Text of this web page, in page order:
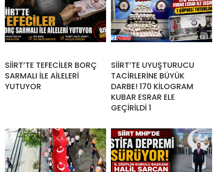
SİİRT’TE TEFECİLER BORÇ
SARMALI İLE AİLELERİ
YUTUYOR
SİİRT’TE UYUŞTURUCU
TACİRLERİNE BÜYÜK
DARBE! 170 KİLOGRAM
KUBAR ESRAR ELE
GEÇİRİLDİ 1